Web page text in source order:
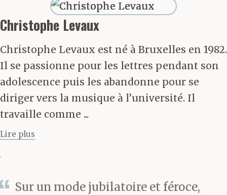
apprendre ici. Elle
va devoir redoubler
d’exaltation, de fougue,
de tendresse et
de conviction pour
pouvoir les lâcher à leur
Christophe Levaux
Christophe Levaux est né à Bruxelles en 1982.
Il se passionne pour les lettres pendant son
adolescence puis les abandonne pour se
diriger vers la musique à l’université. Il
travaille comme ...
Lire plus
Sur un mode jubilatoire et féroce,